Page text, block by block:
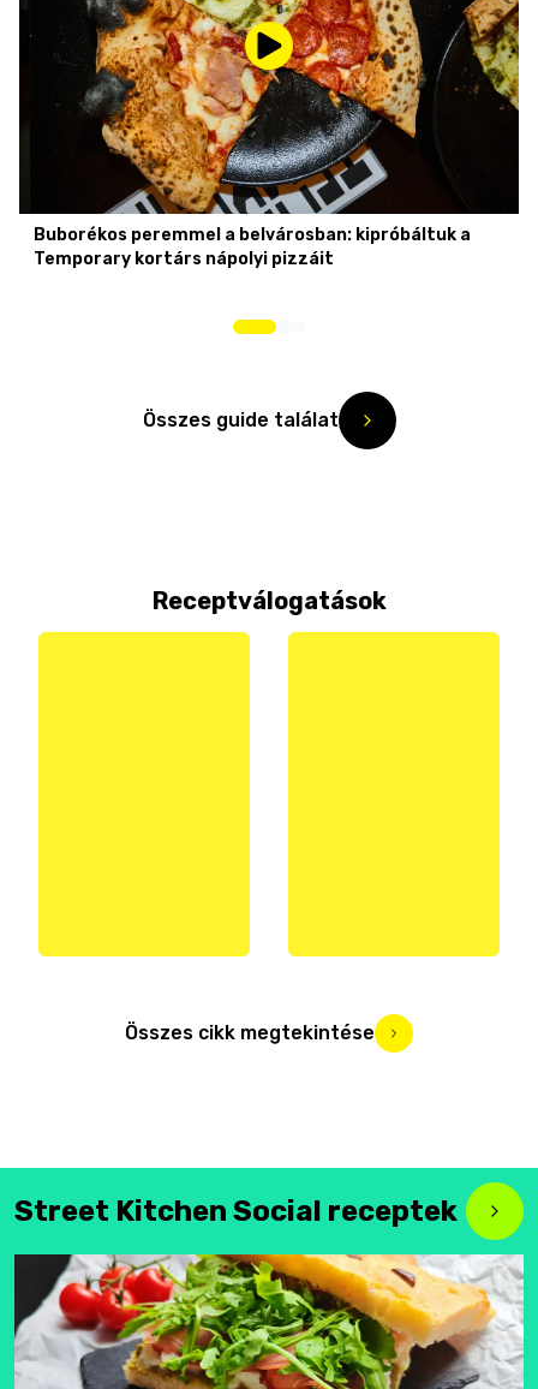
Buborékos peremmel a belvárosban: kipróbáltuk a
Temporary kortárs nápolyi pizzáit
Összes guide találat
Receptválogatások
Összes cikk megtekintése
Street Kitchen Social receptek